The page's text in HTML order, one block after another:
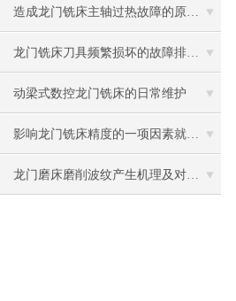
造成龙门铣床主轴过热故障的原因主要有哪些？
龙门铣床刀具频繁损坏的故障排查与处理
动梁式数控龙门铣床的日常维护
影响龙门铣床精度的一项因素就是电源
龙门磨床磨削波纹产生机理及对策（三）